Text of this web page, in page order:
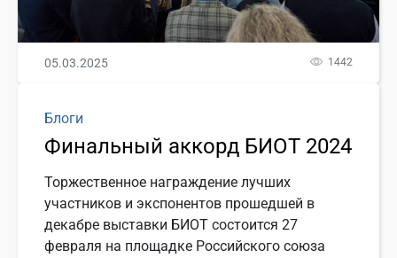
05.03.2025 1442
Блоги
Финальный аккорд БИОТ 2024
Торжественное награждение лучших
участников и экспонентов прошедшей в
декабре выставки БИОТ состоится 27
февраля на площадке Российского союза